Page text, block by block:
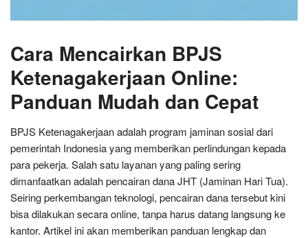
Cara Mencairkan BPJS
Ketenagakerjaan Online:
Panduan Mudah dan Cepat
BPJS Ketenagakerjaan adalah program jaminan sosial dari
pemerintah Indonesia yang memberikan perlindungan kepada
para pekerja. Salah satu layanan yang paling sering
dimanfaatkan adalah pencairan dana JHT (Jaminan Hari Tua).
Seiring perkembangan teknologi, pencairan dana tersebut kini
bisa dilakukan secara online, tanpa harus datang langsung ke
kantor. Artikel ini akan memberikan panduan lengkap dan